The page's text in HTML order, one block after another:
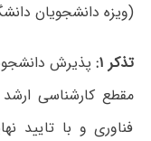
(ویزه دانشجویان
تذکر ۱:
پذیرش
مقطع کارشناسی
فناوری و با تایید